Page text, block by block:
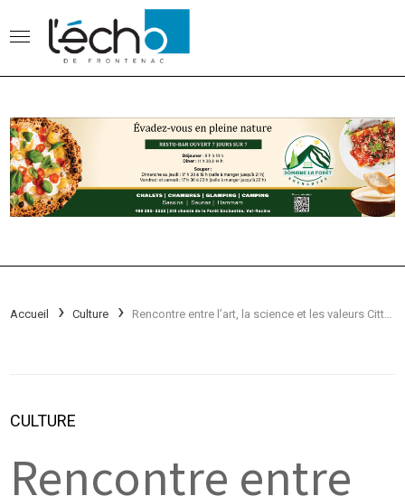
Accueil Culture Rencontre entre l’art, la science et les valeurs Cittaslow
CULTURE
Rencontre entre